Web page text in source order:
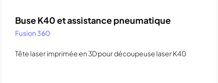
Buse K40 et assistance pneumatique
Fusion 360
Tête laser imprimée en 3D pour découpeuse laser K40